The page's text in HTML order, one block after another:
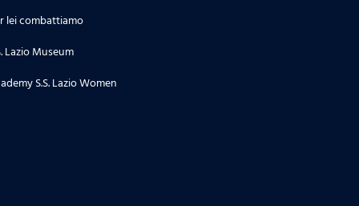
lei combattiamo
Lazio Museum
S.S. Lazio Women